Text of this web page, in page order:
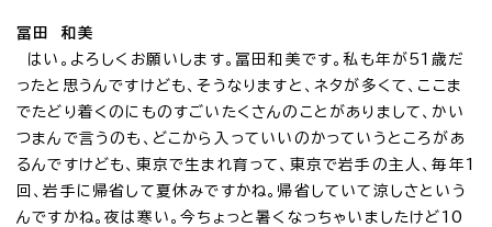
冨田 和美
はい。よろしくお願いします。冨田和美です。私も年が51歳だ
ったと思うんですけども、そうなりますと、ネタが多くて、ここま
でたどり着くのにものすごいたくさんのことがありまして、かい
つまんで言うのも、どこから入っていいのかっていうところがあ
るんですけども、東京で生まれ育って、東京で岩手の主人、毎年1
回、岩手に帰省して夏休みですかね。帰省していて涼しさという
んですかね。夜は寒い。今ちょっと暑くなっちゃいましたけど10